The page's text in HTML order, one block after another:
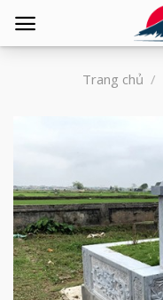
Trang chủ /